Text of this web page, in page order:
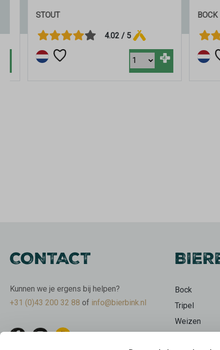
STOUT
4.02 / 5
+
BOCK
CONTACT
Kunnen we je ergens bij helpen?
+31 (0)43 200 32 88 of info@bierbink.nl
Bock
Tripel
Weizen